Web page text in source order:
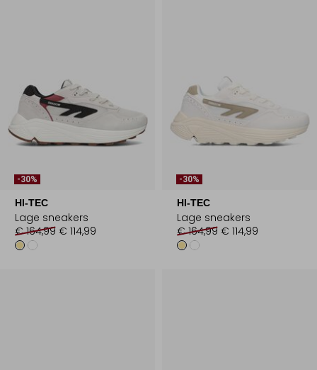
-30%
HI-TEC
Lage sneakers
€ 164,99 € 114,99
-30%
HI-TEC
Lage sneakers
€ 164,99 € 114,99